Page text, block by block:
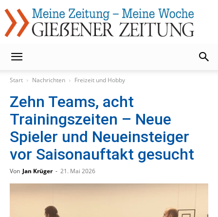
Zeitung
Start Nachrichten Freizeit und Hobby
Zehn Teams, acht
Trainingszeiten – Neue
Spieler und Neueinsteiger
vor Saisonauftakt gesucht
Von Jan Krüger - 21. Mai 2026